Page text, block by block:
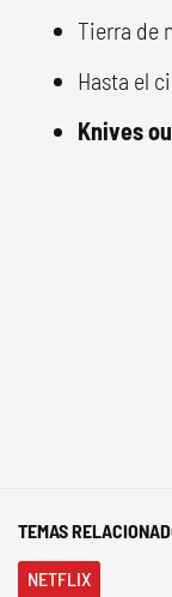
Tierra de
Hasta el
Knives
TEMAS
NETFLIX